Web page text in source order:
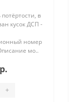
в
кусок ДСП -
номер
мо..
+